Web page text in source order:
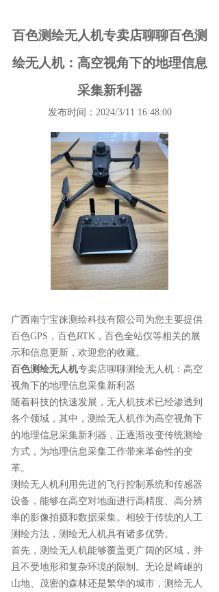
百色测绘无人机专卖店聊聊百色测
绘无人机：高空视角下的地理信息
采集新利器
发布时间：2024/3/11 16:48:00
广西南宁宝徕测绘科技有限公司为您主要提供
百色GPS ，百色RTK，百色全站仪等相关的展
示和信息更新，欢迎您的收藏。
百色测绘无人机专卖店聊聊测绘无人机：高空
视角下的地理信息采集新利器
随着科技的快速发展，无人机技术已经渗透到
各个领域，其中，测绘无人机作为高空视角下
的地理信息采集新利器，正逐渐改变传统测绘
方式，为地理信息采集工作带来革命性的变
革。
测绘无人机利用先进的飞行控制系统和传感器
设备，能够在高空对地面进行高精度、高分辨
率的影像拍摄和数据采集。相较于传统的人工
测绘方法，测绘无人机具有诸多优势。
首先，测绘无人机能够覆盖更广阔的区域，并
且不受地形和复杂环境的限制。无论是崎岖的
山地、茂密的森林还是繁华的城市，测绘无人